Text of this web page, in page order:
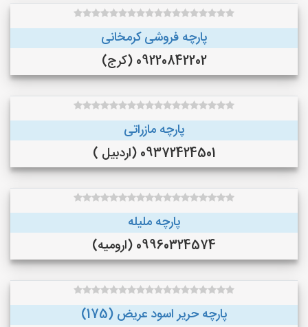
پارچه فروشی کرمخانی
09220842202 (کرج)
پارچه مازراتی
09372424501 (اردبیل )
پارچه ملیله
09960324574 (ارومیه)
پارچه حریر اسود عریض (175)